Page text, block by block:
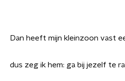
Dan heeft mijn kleinzoon vast
dus zeg ik hem: ga bij jezelf te